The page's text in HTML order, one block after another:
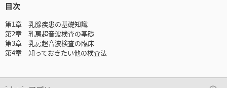
目次
第1章 乳腺疾患の基礎知識
第2章 乳房超音波検査の基礎
第3章 乳房超音波検査の臨床
第4章 知っておきたい他の検査法